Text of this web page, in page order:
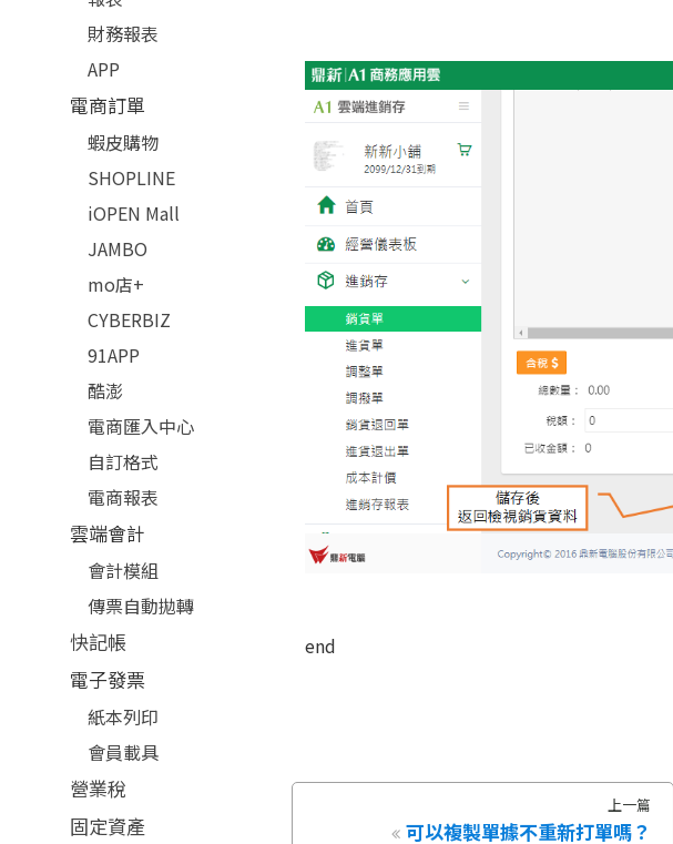
財務報表
APP
電商訂單
蝦皮購物
SHOPLINE
iOPEN Mall
JAMBO
mo店+
CYBERBIZ
91APP
酷澎
電商匯入中心
自訂格式
電商報表
雲端會計
會計模組
傳票自動拋轉
快記帳
電子發票
紙本列印
會員載具
營業稅
固定資產
end
上一篇
可以複製單據不重新打單嗎？